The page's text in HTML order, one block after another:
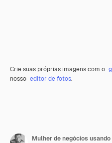
Crie suas próprias imagens com o
nosso editor de fotos.
Mulher de negócios